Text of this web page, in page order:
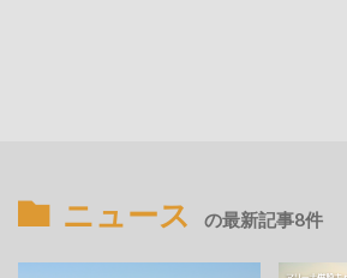
ニュース の最新記事8件